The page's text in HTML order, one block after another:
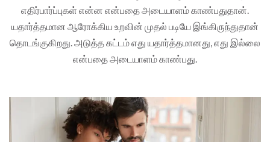
எதிர்பார்ப்புகள் என்ன என்பதை அடையாளம் காண்பதுதான்.
யதார்த்தமான ஆரோக்கிய உறவின் முதல் படியே இங்கிருந்துதான்
தொடங்குகிறது. அடுத்த கட்டம் எது யதார்த்தமானது, எது இல்லை
என்பதை அடையாளம் காண்பது.